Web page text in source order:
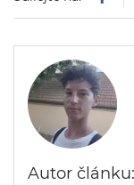
Autor článku: